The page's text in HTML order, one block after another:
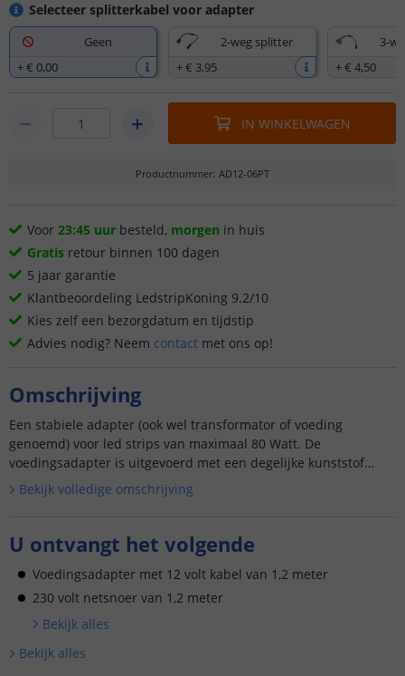
Selecteer splitterkabel voor adapter
Geen
+€ 0,00
2-weg splitter
+€ 3,95
3-
+€ 4,50
IN WINKELWAGEN
Productnummer: AD12-06PT
Voor 23:45 uur besteld, morgen in huis
Gratis retour binnen 100 dagen
5 jaar garantie
Klantbeoordeling LedstripKoning 9.2/10
Kies zelf een bezorgdatum en tijdstip
Advies nodig? Neem contact met ons op!
Omschrijving
Een stabiele adapter (ook wel transformator of voeding
genoemd) voor led strips van maximaal 80 Watt. De
voedingsadapter is uitgevoerd met een degelijke kunststof
behuizing en is tevens voor...
Bekijk volledige omschrijving
U ontvangt het volgende
Voedingsadapter met 12 volt kabel van 1,2 meter
230 volt netsnoer van 1,2 meter
Bekijk alles
Bekijk alles